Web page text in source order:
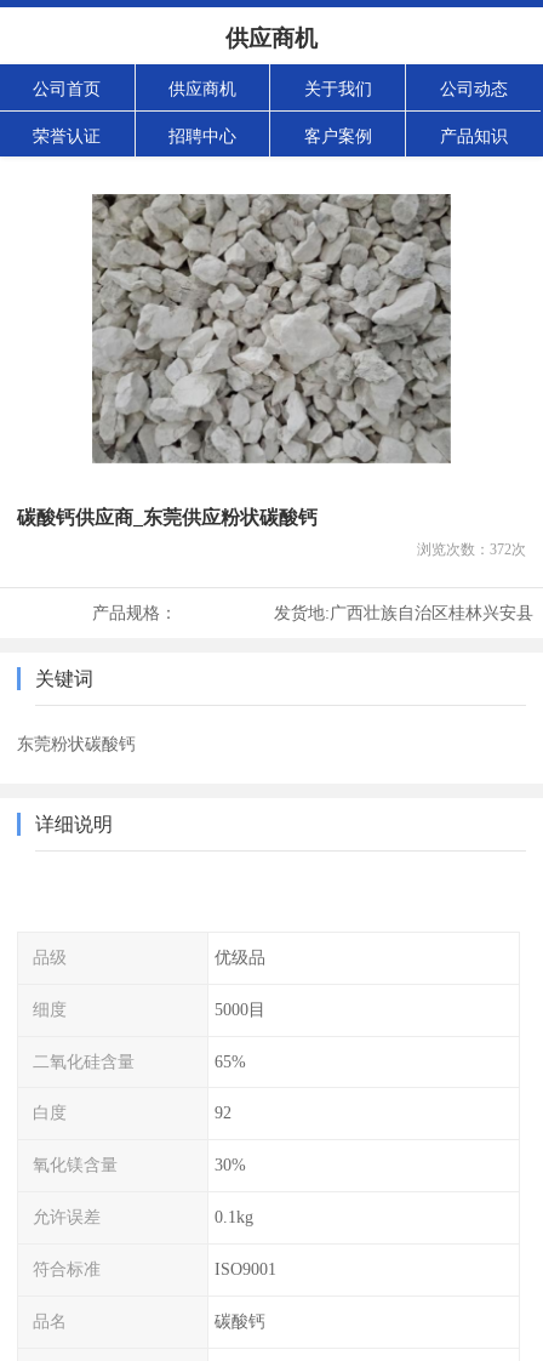
供应商机
公司首页 供应商机 关于我们 公司动态
荣誉认证 招聘中心 客户案例 产品知识
碳酸钙供应商_东莞供应粉状碳酸钙
浏览次数： 372次
产品规格： 发货地:广西壮族自治区桂林兴安县
关键词
东莞粉状碳酸钙
详细说明
品级 优级品
细度 5000目
二氧化硅含量 65%
白度 92
氧化镁含量 30%
允许误差 0.1kg
符合标准 ISO9001
品名 碳酸钙